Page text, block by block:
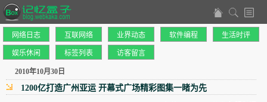
网络日志 互联网络 业界动态 软件编程 生活时评
娱乐休闲 标签列表 访客留言
2010年10月30日
1200亿打造广州亚运 开幕式广场精彩图集一睹为先